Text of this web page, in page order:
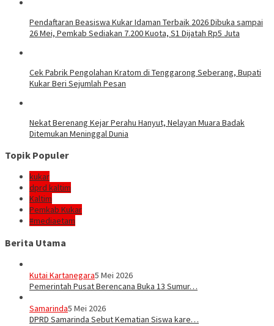
Pendaftaran Beasiswa Kukar Idaman Terbaik 2026 Dibuka sampai
26 Mei, Pemkab Sediakan 7.200 Kuota, S1 Dijatah Rp5 Juta
Cek Pabrik Pengolahan Kratom di Tenggarong Seberang, Bupati
Kukar Beri Sejumlah Pesan
Nekat Berenang Kejar Perahu Hanyut, Nelayan Muara Badak
Ditemukan Meninggal Dunia
Topik Populer
kukar
dprd kaltim
Kaltim
Pemkab Kukar
#mediaetam
Berita Utama
Kutai Kartanegara5 Mei 2026
Pemerintah Pusat Berencana Buka 13 Sumur…
Samarinda5 Mei 2026
DPRD Samarinda Sebut Kematian Siswa kare…